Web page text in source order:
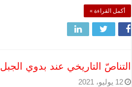
أكمل القراءة »
التناصّ التاريخي عند بدوي الجبل
12 يوليو، 2021